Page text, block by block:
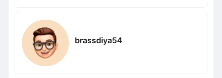
brassdiya54